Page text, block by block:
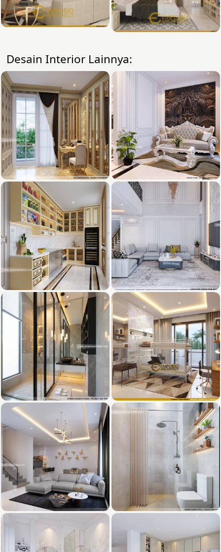
Desain Interior Lainnya: